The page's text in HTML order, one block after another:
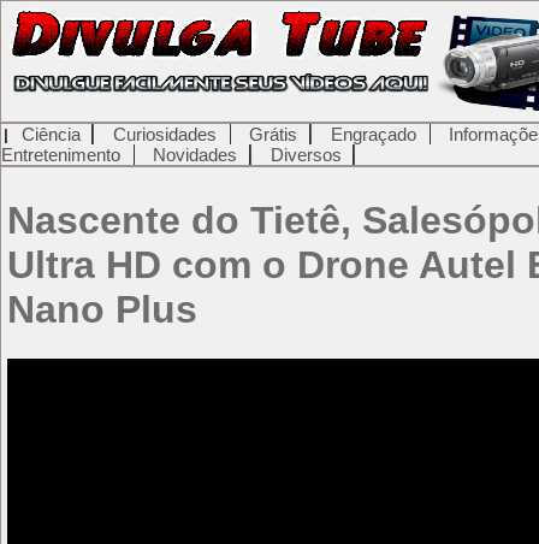
Ciência Curiosidades Grátis Engraçado
Entretenimento
Novidades Diversos
Nascente do Tietê,
Ultra HD com o Drone Autel
Nano Plus